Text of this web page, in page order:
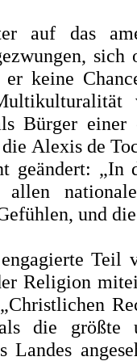
auf das
sich
er keine
Bürger
Alexis de
geändert: „In
und
Teil
Religion
die größte
Landes